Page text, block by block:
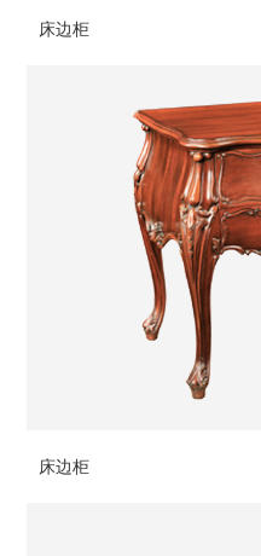
床边柜
床边柜